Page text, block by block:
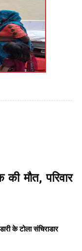
मौत, परिवार
के टोला संचिराडार